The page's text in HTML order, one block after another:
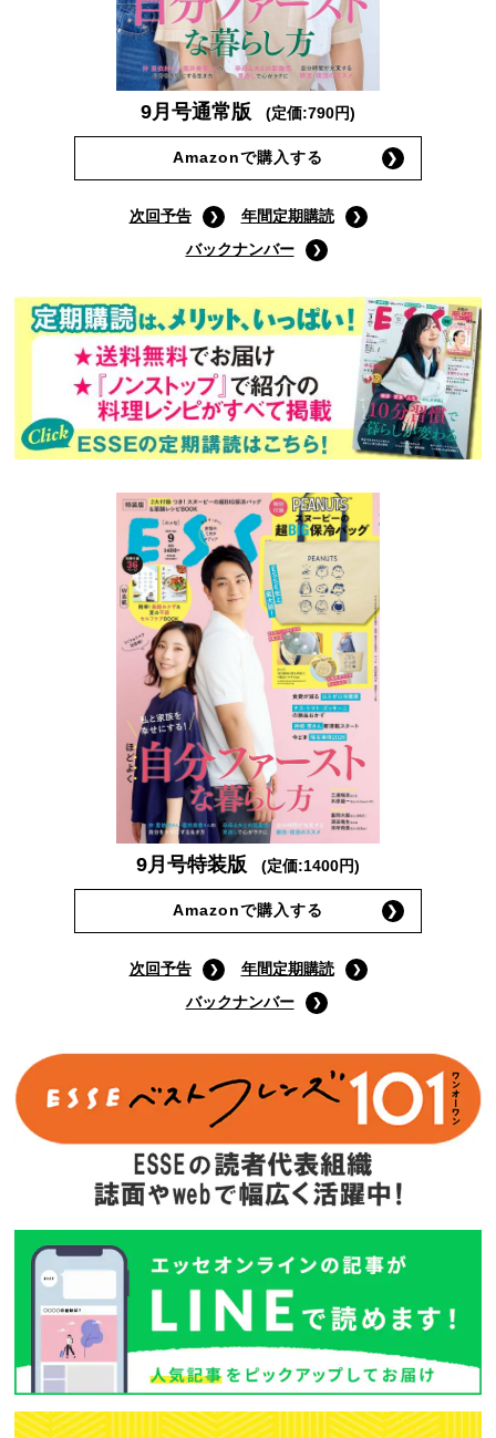
9月号通常版 (定価:790円)
Amazonで購入する
次回予告
年間定期購読
バックナンバー
9月号特装版 (定価:1400円)
Amazonで購入する
次回予告
年間定期購読
バックナンバー